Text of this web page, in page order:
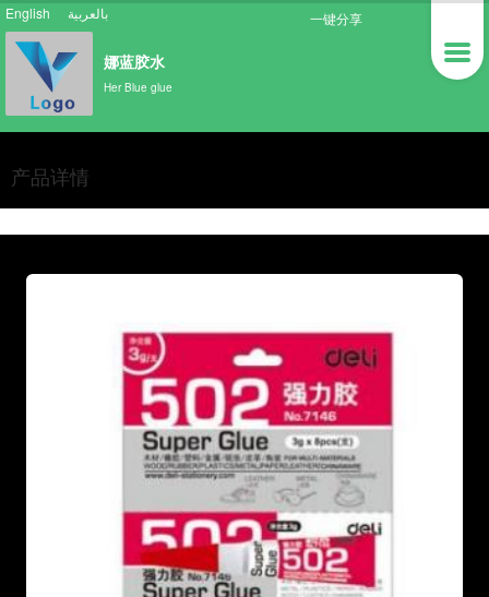
English 一键分享
娜蓝胶水
Her Blue glue
产品详情